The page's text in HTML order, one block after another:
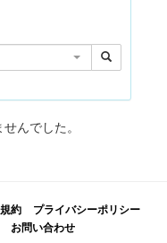
んでした。
約
プライバシーポリシー
お問い合わせ